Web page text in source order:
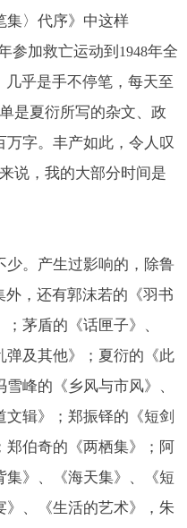
集〉代序》中这样
参加救亡运动到 1948年全
几乎是手不停笔，每天至
是夏衍所写的杂文、政
字。丰产如此，令人叹
说，我的大部分时间是
少。产生过影响的，除鲁
外，还有郭沫若的《羽书
茅盾的《话匣子》、
弹及其他》；夏衍的《此
峰的《乡风与市风》、
文辑》；郑振铎的《短剑
郑伯奇的《两栖集》；阿
》、《海天集》、《短
、《生活的艺术》，朱